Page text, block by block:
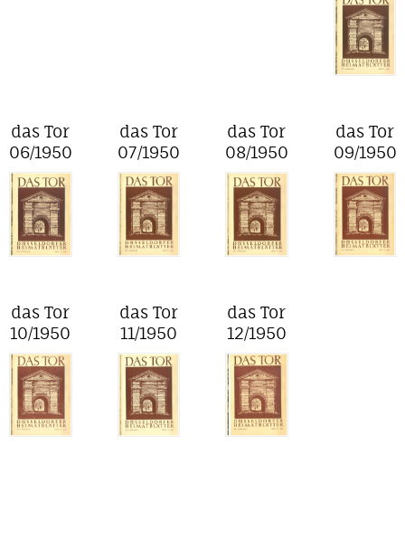
das Tor
06/1950
das Tor
07/1950
das Tor
08/1950
das Tor
09/1950
das Tor
10/1950
das Tor
11/1950
das Tor
12/1950